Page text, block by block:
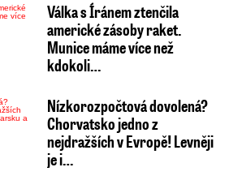
Válka s Íránem ztenčila
americké zásoby raket.
Munice máme více než
kdokoli…
Nízkorozpočtová dovolená?
Chorvatsko jedno z
nejdražších v Evropě! Levněji
je i…